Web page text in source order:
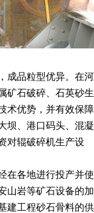
成品粒型优异。在河
矿石破碎、石英砂生
术优势，并有效保障
坝、港口码头、混凝
对辊破碎机生产设
在各地进行投产并使
山岩等矿石设备的加
建工程砂石骨料的供